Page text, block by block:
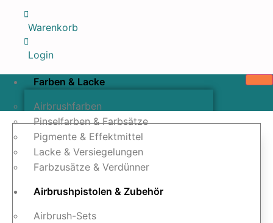
Warenkorb
Login
Farben & Lacke
Airbrushfarben
Pinselfarben & Farbsätze
Pigmente & Effektmittel
Lacke & Versiegelungen
Farbzusätze & Verdünner
Airbrushpistolen & Zubehör
Airbrush-Sets